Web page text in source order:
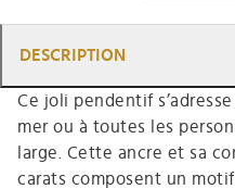
DESCRIPTION
Ce joli pendentif
mer ou à toutes les
large. Cette ancre et sa
carats composent un